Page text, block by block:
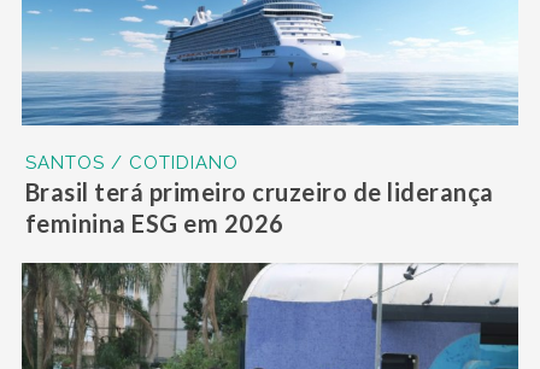
SANTOS / COTIDIANO
Brasil terá primeiro cruzeiro de liderança
feminina ESG em 2026